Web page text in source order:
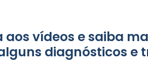
aos vídeos e saiba
diagnósticos e